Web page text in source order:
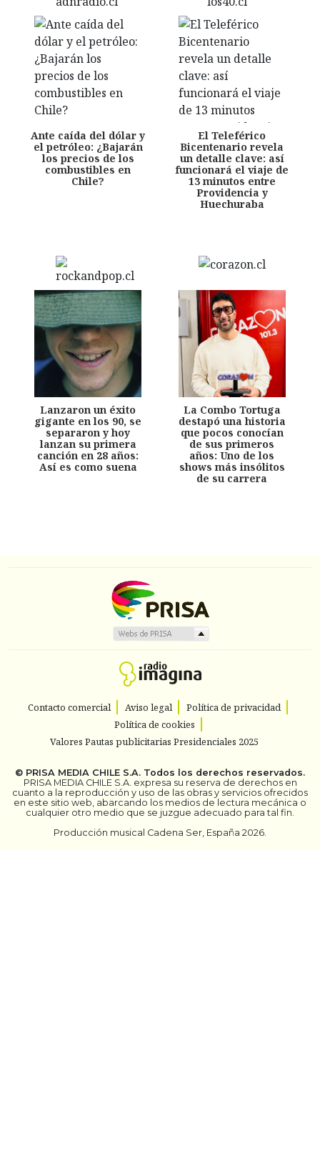
Ante caída del dólar y
el petróleo: ¿Bajarán
los precios de los
combustibles en
Chile?
El Teleférico
Bicentenario revela
un detalle clave: así
funcionará el viaje de
13 minutos entre
Providencia y
Huechuraba
Lanzaron un éxito
gigante en los 90, se
separaron y hoy
lanzan su primera
canción en 28 años:
Así es como suena
La Combo Tortuga
destapó una historia
que pocos conocían
de sus primeros
años: Uno de los
shows más insólitos
de su carrera
Contacto comercial Aviso legal
Política de privacidad
Política de cookies
Valores Pautas publicitarias Presidenciales 2025
© PRISA MEDIA CHILE S.A. Todos los derechos reservados.
PRISA MEDIA CHILE S.A. expresa su reserva de derechos en
cuanto a la reproducción y uso de las obras y servicios ofrecidos
en este sitio web, abarcando los medios de lectura mecánica o
cualquier otro medio que se juzgue adecuado para tal fin.
Producción musical Cadena Ser, España 2026.